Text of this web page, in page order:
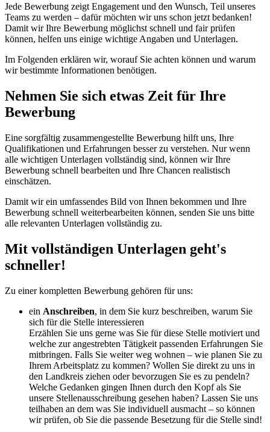
Jede Bewerbung zeigt Engagement und den Wunsch, Teil unseres
Teams zu werden – dafür möchten wir uns schon jetzt bedanken!
Damit wir Ihre Bewerbung möglichst schnell und fair prüfen
können, helfen uns einige wichtige Angaben und Unterlagen.
Im Folgenden erklären wir, worauf Sie achten können und warum
wir bestimmte Informationen benötigen.
Nehmen Sie sich etwas Zeit für Ihre
Bewerbung
Eine sorgfältig zusammengestellte Bewerbung hilft uns, Ihre
Qualifikationen und Erfahrungen besser zu verstehen. Nur wenn
alle wichtigen Unterlagen vollständig sind, können wir Ihre
Bewerbung schnell bearbeiten und Ihre Chancen realistisch
einschätzen.
Damit wir ein umfassendes Bild von Ihnen bekommen und Ihre
Bewerbung schnell weiterbearbeiten können, senden Sie uns bitte
alle relevanten Unterlagen vollständig zu.
Mit vollständigen Unterlagen geht's
schneller!
Zu einer kompletten Bewerbung gehören für uns:
ein Anschreiben, in dem Sie kurz beschreiben, warum Sie
sich für die Stelle interessieren
Erzählen Sie uns gerne was Sie für diese Stelle motiviert und
welche zur angestrebten Tätigkeit passenden Erfahrungen Sie
mitbringen. Falls Sie weiter weg wohnen – wie planen Sie zu
Ihrem Arbeitsplatz zu kommen? Wollen Sie direkt zu uns in
den Landkreis ziehen oder bevorzugen Sie es zu pendeln?
Welche Gedanken gingen Ihnen durch den Kopf als Sie
unsere Stellenausschreibung gesehen haben? Lassen Sie uns
teilhaben an dem was Sie individuell ausmacht – so können
wir prüfen, ob Sie die passende Besetzung für die Stelle sind!